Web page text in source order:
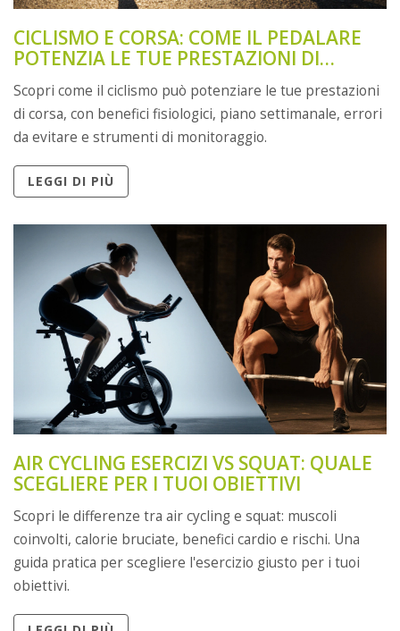
CICLISMO E CORSA: COME IL PEDALARE
POTENZIA LE TUE PRESTAZIONI DI
Scopri come il ciclismo può potenziare le tue prestazioni
di corsa, con benefici fisiologici, piano settimanale, errori
da evitare e strumenti di monitoraggio.
LEGGI DI PIÙ
AIR CYCLING ESERCIZI VS SQUAT: QUALE
SCEGLIERE PER I TUOI OBIETTIVI
Scopri le differenze tra air cycling e squat: muscoli
coinvolti, calorie bruciate, benefici cardio e rischi. Una
guida pratica per scegliere l'esercizio giusto per i tuoi
obiettivi.